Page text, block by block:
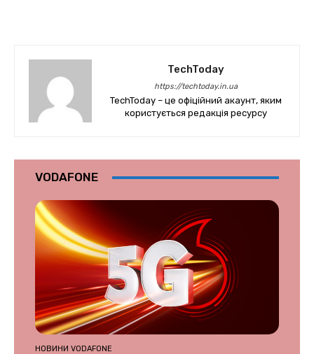
TechToday
https://techtoday.in.ua
TechToday – це офіційний акаунт, яким
користується редакція ресурсу
VODAFONE
НОВИНИ VODAFONE